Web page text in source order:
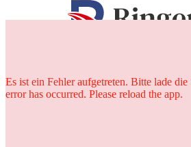
25
Es ist ein Fehler aufgetreten. Bitte lade die
error has occurred. Please reload the app.